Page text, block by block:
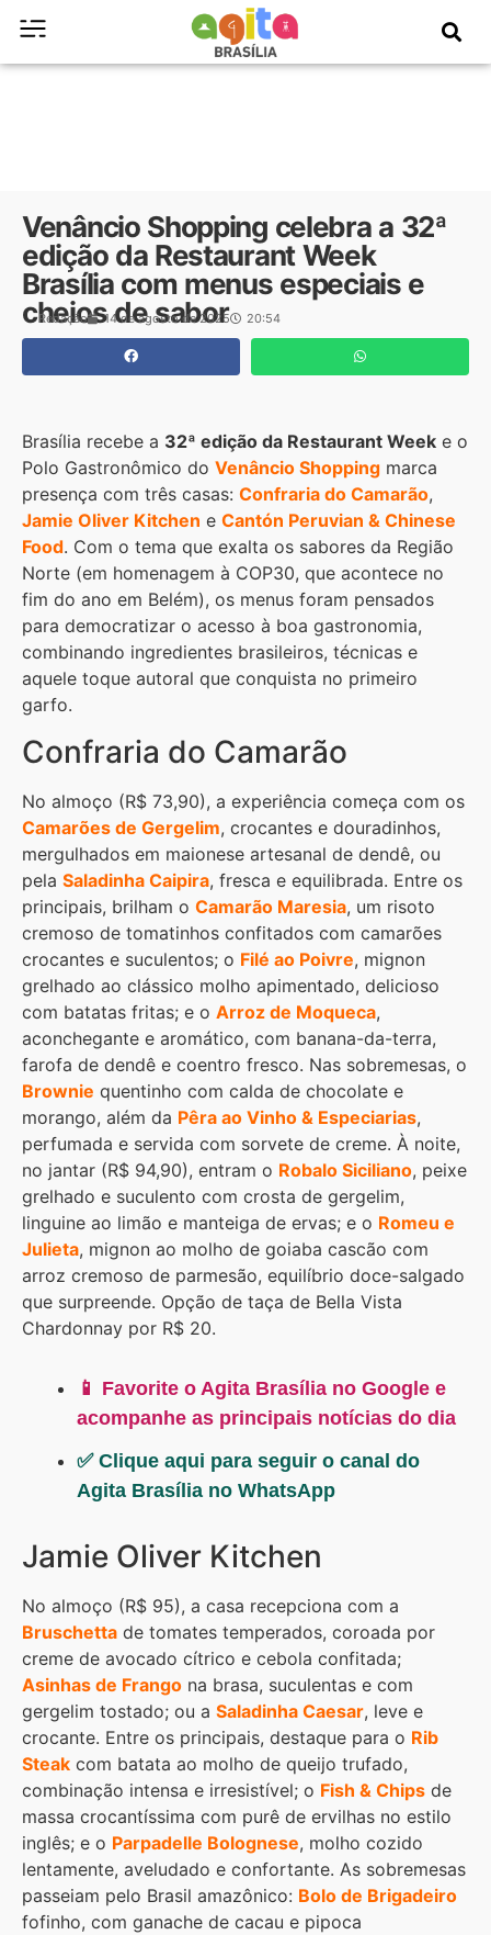
Venâncio Shopping celebra a 32ª
edição da Restaurant Week
Brasília com menus especiais e
cheios de sabor
Redação 14 de agosto de 2025 20:54
Brasília recebe a 32ª edição da Restaurant Week e o
Polo Gastronômico do Venâncio Shopping marca
presença com três casas: Confraria do Camarão,
Jamie Oliver Kitchen e Cantón Peruvian & Chinese
Food. Com o tema que exalta os sabores da Região
Norte (em homenagem à COP30, que acontece no
fim do ano em Belém), os menus foram pensados
para democratizar o acesso à boa gastronomia,
combinando ingredientes brasileiros, técnicas e
aquele toque autoral que conquista no primeiro
garfo.
Confraria do Camarão
No almoço (R$ 73,90), a experiência começa com os
Camarões de Gergelim, crocantes e douradinhos,
mergulhados em maionese artesanal de dendê, ou
pela Saladinha Caipira, fresca e equilibrada. Entre os
principais, brilham o Camarão Maresia, um risoto
cremoso de tomatinhos confitados com camarões
crocantes e suculentos; o Filé ao Poivre, mignon
grelhado ao clássico molho apimentado, delicioso
com batatas fritas; e o Arroz de Moqueca,
aconchegante e aromático, com banana-da-terra,
farofa de dendê e coentro fresco. Nas sobremesas, o
Brownie quentinho com calda de chocolate e
morango, além da Pêra ao Vinho & Especiarias,
perfumada e servida com sorvete de creme. À noite,
no jantar (R$ 94,90), entram o Robalo Siciliano, peixe
grelhado e suculento com crosta de gergelim,
linguine ao limão e manteiga de ervas; e o Romeu e
Julieta, mignon ao molho de goiaba cascão com
arroz cremoso de parmesão, equilíbrio doce-salgado
que surpreende. Opção de taça de Bella Vista
Chardonnay por R$ 20.
📱 Favorite o Agita Brasília no Google e
acompanhe as principais notícias do dia
✅ Clique aqui para seguir o canal do
Agita Brasília no WhatsApp
Jamie Oliver Kitchen
No almoço (R$ 95), a casa recepciona com a
Bruschetta de tomates temperados, coroada por
creme de avocado cítrico e cebola confitada;
Asinhas de Frango na brasa, suculentas e com
gergelim tostado; ou a Saladinha Caesar, leve e
crocante. Entre os principais, destaque para o Rib
Steak com batata ao molho de queijo trufado,
combinação intensa e irresistível; o Fish & Chips de
massa crocantíssima com purê de ervilhas no estilo
inglês; e o Parpadelle Bolognese, molho cozido
lentamente, aveludado e confortante. As sobremesas
passeiam pelo Brasil amazônico: Bolo de Brigadeiro
fofinho, com ganache de cacau e pipoca